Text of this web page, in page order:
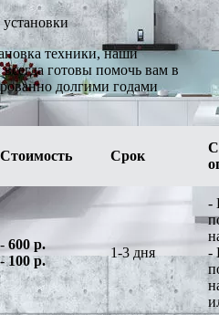
установки
техники, наши
готовы помочь вам в
долгими годами
Стоимость Срок
- 600 р.
-100 р.
1-3 дня
-
-